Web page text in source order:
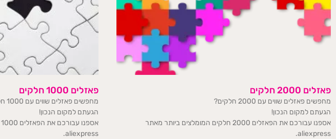
פאזלים 2000 חלקים
מחפשים פאזלים שווים עם 2000 חלקים?
הגעתם למקום הנכון!
אספנו עבורכם את הפאזלים 2000 חלקים המומלצים ביותר מאתר
aliexpress.
פאזלים 1000 חלקים
מחפשים פאזלים שווים עם 1000 חלקים?
הגעתם למקום הנכון!
aliexpress.